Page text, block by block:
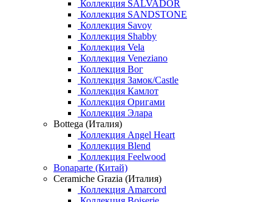
Коллекция SALVADOR
Коллекция SANDSTONE
Коллекция Savoy
Коллекция Shabby
Коллекция Vela
Коллекция Veneziano
Коллекция Вог
Коллекция Замок/Castle
Коллекция Камлот
Коллекция Оригами
Коллекция Элара
Bottega (Италия)
Коллекция Angel Heart
Коллекция Blend
Коллекция Feelwood
Bonaparte (Китай)
Ceramiche Grazia (Италия)
Коллекция Amarcord